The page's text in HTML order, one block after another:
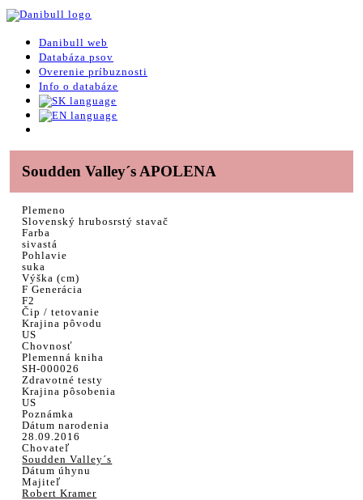
Danibull web
Databáza psov
Overenie príbuznosti
Info o databáze
Soudden Valley´s APOLENA
Plemeno
Slovenský hrubosrstý stavač
Farba
sivastá
Pohlavie
suka
Výška (cm)
F Generácia
F2
Čip / tetovanie
Krajina pôvodu
US
Chovnosť
Plemenná kniha
SH-000026
Zdravotné testy
Krajina pôsobenia
US
Poznámka
Dátum narodenia
28.09.2016
Chovateľ
Soudden Valley´s
Dátum úhynu
Majiteľ
Robert Kramer